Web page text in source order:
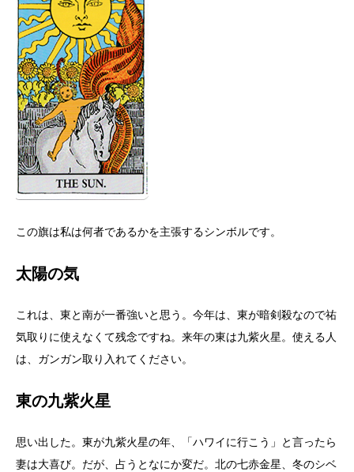
この旗は私は何者であるかを主張するシンボルです。
太陽の気
これは、東と南が一番強いと思う。今年は、東が暗剣殺なので祐
気取りに使えなくて残念ですね。来年の東は九紫火星。使える人
は、ガンガン取り入れてください。
東の九紫火星
思い出した。東が九紫火星の年、「ハワイに行こう」と言ったら
妻は大喜び。だが、占うとなにか変だ。北の七赤金星、冬のシベ